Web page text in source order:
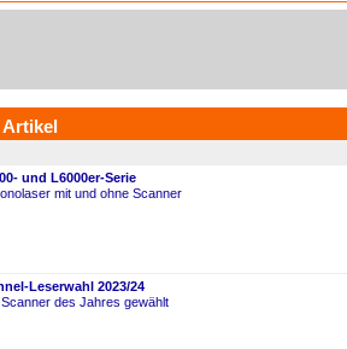
und L6000er-Serie
mit und ohne Scanner
Leserwahl 2023/24
des Jahres gewählt